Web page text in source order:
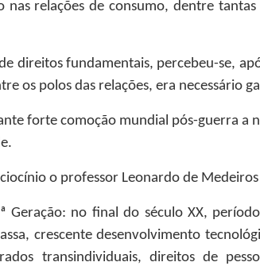
nas relações de consumo, dentre
direitos fundamentais, percebeu-se,
os polos das relações, era necessário
forte comoção mundial pós-guerra
o professor Leonardo de
Geração: no final do século XX,
crescente desenvolvimento
transindividuais, direitos de